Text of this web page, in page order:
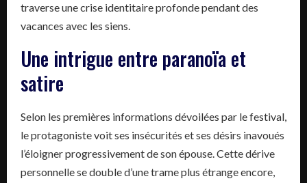
traverse une crise identitaire profonde pendant des
vacances avec les siens.
Une intrigue entre paranoïa et
satire
Selon les premières informations dévoilées par le festival,
le protagoniste voit ses insécurités et ses désirs inavoués
l’éloigner progressivement de son épouse. Cette dérive
personnelle se double d’une trame plus étrange encore,